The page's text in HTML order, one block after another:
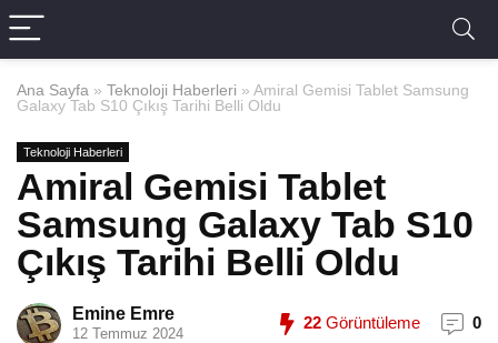
Ana Sayfa » Teknoloji Haberleri » Amiral Gemisi Tablet Samsung
Galaxy Tab S10 Çıkış Tarihi Belli Oldu
Teknoloji Haberleri
Amiral Gemisi Tablet
Samsung Galaxy Tab S10
Çıkış Tarihi Belli Oldu
Emine Emre
12 Temmuz 2024
22 Görüntüleme 0